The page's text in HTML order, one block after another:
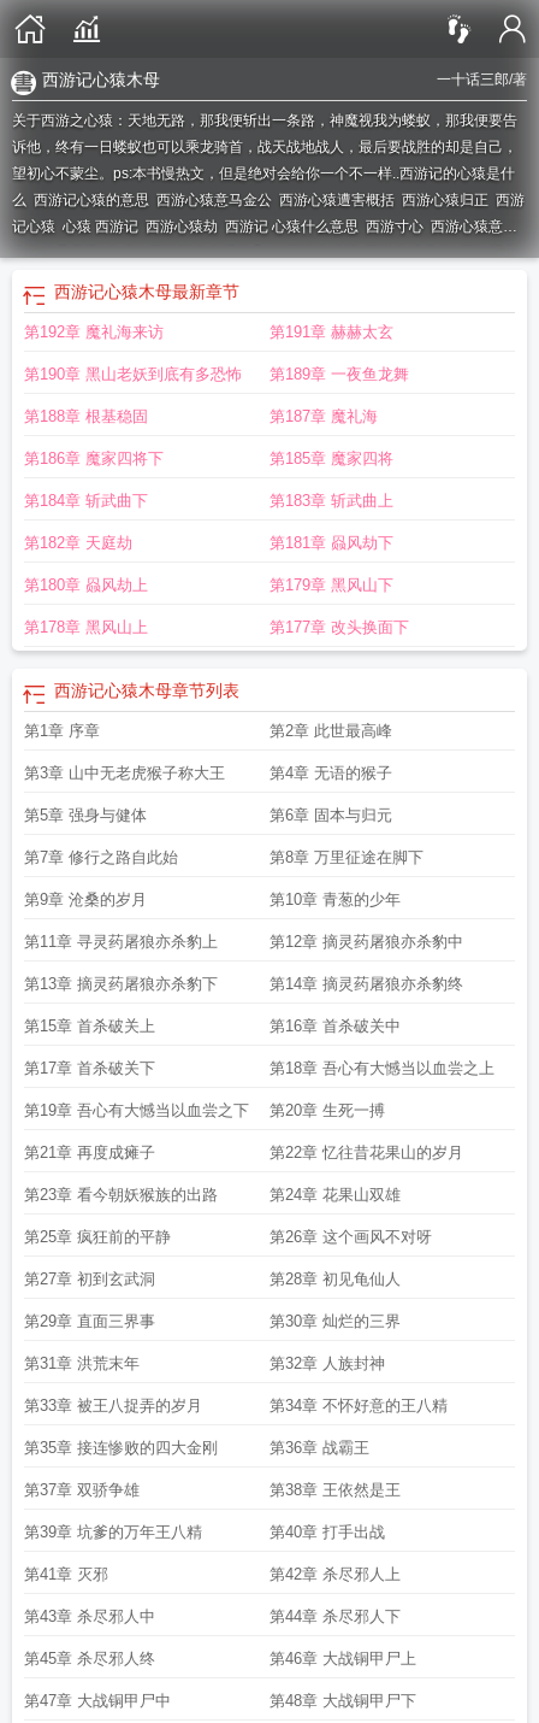
一十话三郎/著
西游记心猿木母
关于西游之心猿：天地无路，那我便斩出一条路，神魔视我为蝼蚁，那我便要告
诉他，终有一日蝼蚁也可以乘龙骑首，战天战地战人，最后要战胜的却是自己，
望初心不蒙尘。ps:本书慢热文，但是绝对会给你一个不一样..西游记的心猿是什
么 西游记心猿的意思 西游心猿意马金公 西游心猿遭害概括 西游心猿归正 西游
记心猿 心猿 西游记 西游心猿劫 西游记 心猿什么意思 西游寸心 西游心猿意马
金公木母黄婆心猿在西游记中出现了几次西游心猿记西游心猿意马西游记中
的心猿指什么
西游记之心猿出世闹天宫
谁 西游记心猿指什么
记中的心猿指的是什么 西游记心猿木母
西游记心猿木母最新章节
第192章 魔礼海来访 第191章 赫赫太玄
第190章 黑山老妖到底有多恐怖 第189章 一夜鱼龙舞
第188章 根基稳固 第187章 魔礼海
第186章 魔家四将下 第185章 魔家四将
第184章 斩武曲下 第183章 斩武曲上
第182章 天庭劫 第181章 赑风劫下
第180章 赑风劫上 第179章 黑风山下
第178章 黑风山上 第177章 改头换面下
西游记心猿木母章节列表
第1章 序章 第2章 此世最高峰
第3章 山中无老虎猴子称大王 第4章 无语的猴子
第5章 强身与健体 第6章 固本与归元
第7章 修行之路自此始 第8章 万里征途在脚下
第9章 沧桑的岁月 第10章 青葱的少年
第11章 寻灵药屠狼亦杀豹上 第12章 摘灵药屠狼亦杀豹中
第13章 摘灵药屠狼亦杀豹下 第14章 摘灵药屠狼亦杀豹终
第15章 首杀破关上 第16章 首杀破关中
第17章 首杀破关下 第18章 吾心有大憾当以血尝之上
第19章 吾心有大憾当以血尝之下 第20章 生死一搏
第21章 再度成瘫子 第22章 忆往昔花果山的岁月
第23章 看今朝妖猴族的出路 第24章 花果山双雄
第25章 疯狂前的平静 第26章 这个画风不对呀
第27章 初到玄武洞 第28章 初见龟仙人
第29章 直面三界事 第30章 灿烂的三界
第31章 洪荒末年 第32章 人族封神
第33章 被王八捉弄的岁月 第34章 不怀好意的王八精
第35章 接连惨败的四大金刚 第36章 战霸王
第37章 双骄争雄 第38章 王依然是王
第39章 坑爹的万年王八精 第40章 打手出战
第41章 灭邪 第42章 杀尽邪人上
第43章 杀尽邪人中 第44章 杀尽邪人下
第45章 杀尽邪人终 第46章 大战铜甲尸上
第47章 大战铜甲尸中 第48章 大战铜甲尸下